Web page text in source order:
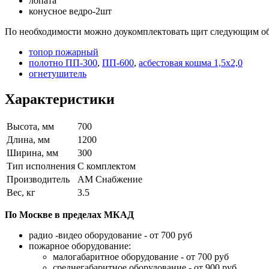
конусное ведро-2шт
По необходимости можно доукомплектовать щит следующим
топор пожарный
полотно ПП-300, ПП-600, асбестовая кошма 1,5х2,0
огнетушитель
Характеристики
Высота, мм
700
Длина, мм
1200
Ширина, мм
300
Тип исполнения С комплектом
Производитель
АМ Снабжение
Вес, кг
3.5
По Москве в пределах МКАД
радио -видео оборудование - от 700 руб
пожарное оборудование:
малогабаритное оборудование - от 700 руб